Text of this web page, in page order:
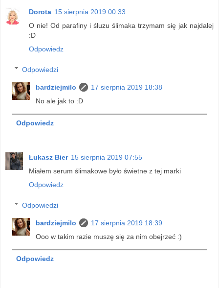
Dorota 15 sierpnia 2019 00:33
O nie! Od parafiny i śluzu ślimaka trzymam się jak najdalej
:D
Odpowiedz
Odpowiedzi
bardziejmilo
17 sierpnia 2019 18:38
No ale jak to :D
Odpowiedz
Łukasz Bier 15 sierpnia 2019 07:55
Miałem serum ślimakowe było świetne z tej marki
Odpowiedz
Odpowiedzi
bardziejmilo
17 sierpnia 2019 18:39
Ooo w takim razie muszę się za nim obejrzeć :)
Odpowiedz